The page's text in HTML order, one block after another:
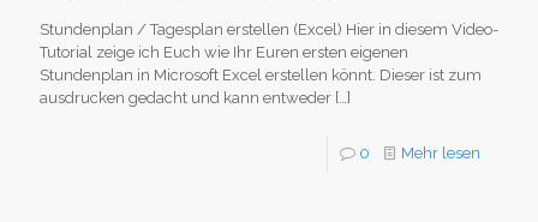
Stundenplan / Tagesplan erstellen (Excel) Hier in diesem Video-
Tutorial zeige ich Euch wie Ihr Euren ersten eigenen
Stundenplan in Microsoft Excel erstellen könnt. Dieser ist zum
ausdrucken gedacht und kann entweder […]
0 Mehr lesen